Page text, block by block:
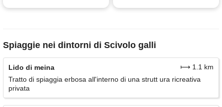
Spiaggie nei dintorni di Scivolo galli
Lido di meina
⟼ 1.1 km
Tratto di spiaggia erbosa all'interno di una strutt ura ricreativa
privata